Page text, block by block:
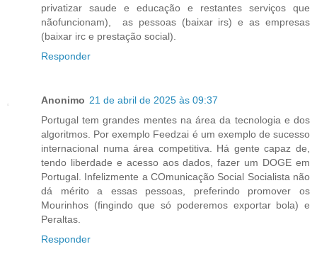
privatizar saude e educação e restantes serviços que
nãofuncionam), as pessoas (baixar irs) e as empresas
(baixar irc e prestação social).
Responder
Anonimo 21 de abril de 2025 às 09:37
Portugal tem grandes mentes na área da tecnologia e dos
algoritmos. Por exemplo Feedzai é um exemplo de sucesso
internacional numa área competitiva. Há gente capaz de,
tendo liberdade e acesso aos dados, fazer um DOGE em
Portugal. Infelizmente a COmunicação Social Socialista não
dá mérito a essas pessoas, preferindo promover os
Mourinhos (fingindo que só poderemos exportar bola) e
Peraltas.
Responder